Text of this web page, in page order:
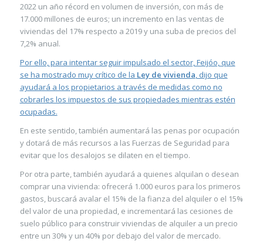
2022 un año récord en volumen de inversión, con más de
17.000 millones de euros; un incremento en las ventas de
viviendas del 17% respecto a 2019 y una suba de precios del
7,2% anual.
Por ello, para intentar seguir impulsado el sector, Feijóo, que
se ha mostrado muy crítico de la Ley de vivienda, dijo que
ayudará a los propietarios a través de medidas como no
cobrarles los impuestos de sus propiedades mientras estén
ocupadas.
En este sentido, también aumentará las penas por ocupación
y dotará de más recursos a las Fuerzas de Seguridad para
evitar que los desalojos se dilaten en el tiempo.
Por otra parte, también ayudará a quienes alquilan o desean
comprar una vivienda: ofrecerá 1.000 euros para los primeros
gastos, buscará avalar el 15% de la fianza del alquiler o el 15%
del valor de una propiedad, e incrementará las cesiones de
suelo público para construir viviendas de alquiler a un precio
entre un 30% y un 40% por debajo del valor de mercado.